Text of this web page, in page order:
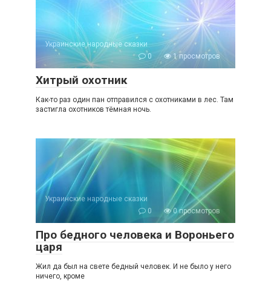
Украинские народные сказки
0
1 просмотров
Хитрый охотник
Как-то раз один пан отправился с охотниками в лес. Там
застигла охотников тёмная ночь.
Украинские народные сказки
0
0 просмотров
Про бедного человека и Вороньего
царя
Жил да был на свете бедный человек. И не было у него
ничего, кроме